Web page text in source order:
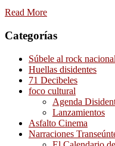
Read More
Categorías
Súbele al rock nacional
Huellas disidentes
71 Decibeles
foco cultural
Agenda
Lanzamientos
Asfalto Cinema
Narraciones